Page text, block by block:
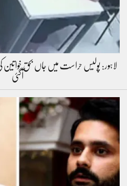
لاہور: پولیس حراست میں جاں بحق خواتین
آگئی